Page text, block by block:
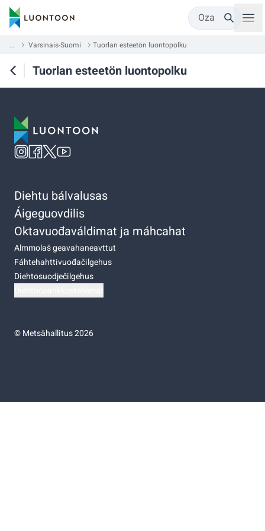
Oza
... Varsinais-Suomi Tuorlan esteetön luontopolku
Tuorlan esteetön luontopolku
Diehtu bálvalusas
Áigeguovdilis
Oktavuođaváldimat ja máhcahat
Almmolaš geavahaneavttut
Fáhtehahttivuođačilgehus
Diehtosuodječilgehus
©Metsähallitus 2026